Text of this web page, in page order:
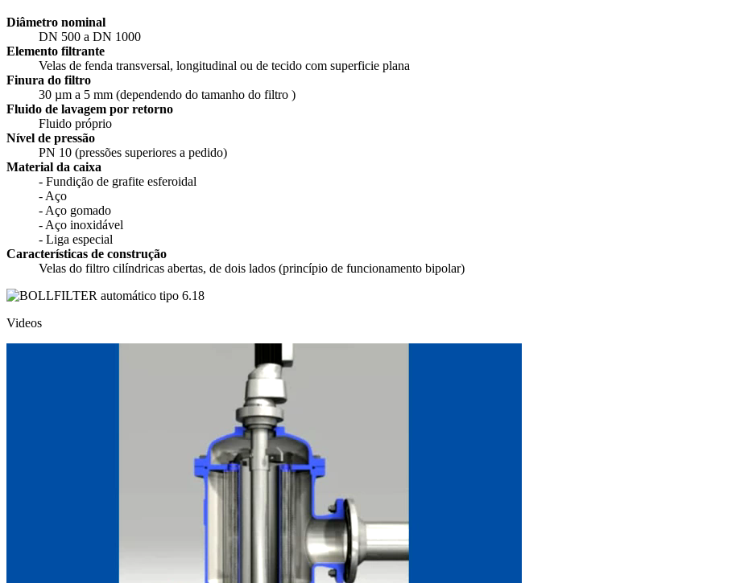
Diâmetro nominal
DN 500 a DN 1000
Elemento filtrante
Velas de fenda transversal, longitudinal ou de tecido com superficie plana
Finura do filtro
30 µm a 5 mm (dependendo do tamanho do filtro )
Fluido de lavagem por retorno
Fluido próprio
Nível de pressão
PN 10 (pressões superiores a pedido)
Material da caixa
- Fundição de grafite esferoidal
- Aço
- Aço gomado
- Aço inoxidável
- Liga especial
Características de construção
Velas do filtro cilíndricas abertas, de dois lados (princípio de funcionamento bipolar)
Videos